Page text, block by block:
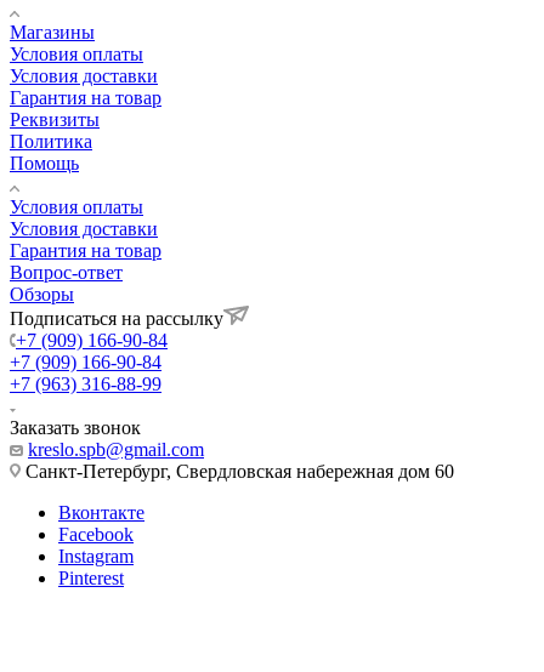
Магазины
Условия оплаты
Условия доставки
Гарантия на товар
Реквизиты
Политика
Помощь
Условия оплаты
Условия доставки
Гарантия на товар
Вопрос-ответ
Обзоры
Подписаться на рассылку
+7 (909) 166-90-84
+7 (909) 166-90-84
+7 (963) 316-88-99
Заказать звонок
kreslo.spb@gmail.com
Санкт-Петербург, Свердловская набережная дом 60
Вконтакте
Facebook
Instagram
Pinterest